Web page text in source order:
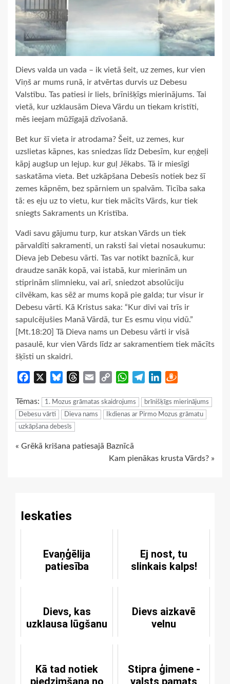
Dievs valda un vada – ik vietā šeit, uz zemes, kur vien
Viņš ar mums runā, ir atvērtas durvis uz Debesu
Valstību. Tas patiesi ir liels, brīnišķīgs mierinājums. Tai
vietā, kur uzklausām Dieva Vārdu un tiekam kristīti,
mēs ieejam mūžīgajā dzīvošanā.
Bet kur šī vieta ir atrodama? Šeit, uz zemes, kur
uzslietas kāpnes, kas sniedzas līdz Debesīm, kur eņģeļi
kāpj augšup un lejup. kur guļ Jēkabs. Tā ir miesīgi
saskatāma vieta. Bet uzkāpšana Debesīs notiek bez šī
zemes kāpnēm, bez spārniem un spalvām. Ticība saka
tā: es eju uz to vietu, kur tiek mācīts Vārds, kur tiek
sniegts Sakraments un Kristība.
Vadi savu gājumu turp, kur atskan Vārds un tiek
pārvaldīti sakramenti, un raksti šai vietai nosaukumu:
Dieva jeb Debesu vārti. Tas var notikt baznīcā, kur
draudze sanāk kopā, vai istabā, kur mierinām un
stiprinām slimnieku, vai arī, sniedzot absolūciju
cilvēkam, kas sēž ar mums kopā pie galda; tur visur ir
Debesu vārti. Kā Kristus saka: “Kur divi vai trīs ir
sapulcējušies Manā Vārdā, tur Es esmu viņu vidū.”
[Mt.18:20] Tā Dieva nams un Debesu vārti ir visā
pasaulē, kur vien Vārds līdz ar sakramentiem tiek mācīts
šķīsti un skaidri.
Facebook BlueskyThreads
Email
Copy
WhatsApp
TelegramLinkedIn
Tēmas: 1. Mozus grāmatas skaidrojums
brīnišķīgs mierinājums
Debesu vārti
Dieva nams
Ikdienas ar Pirmo Mozus grāmatu
uzkāpšana debesīs
Continue
« Grēkā krišana patiesajā Baznīcā
Kam pienākas krusta Vārds? »
Ieskaties
Evaņģēlija
patiesība
Ej nost, tu
slinkais kalps!
Dievs, kas
uzklausa lūgšanu
Dievs aizkavē
velnu
Kā tad notiek
piedzimšana no
Stipra ģimene -
valsts pamats